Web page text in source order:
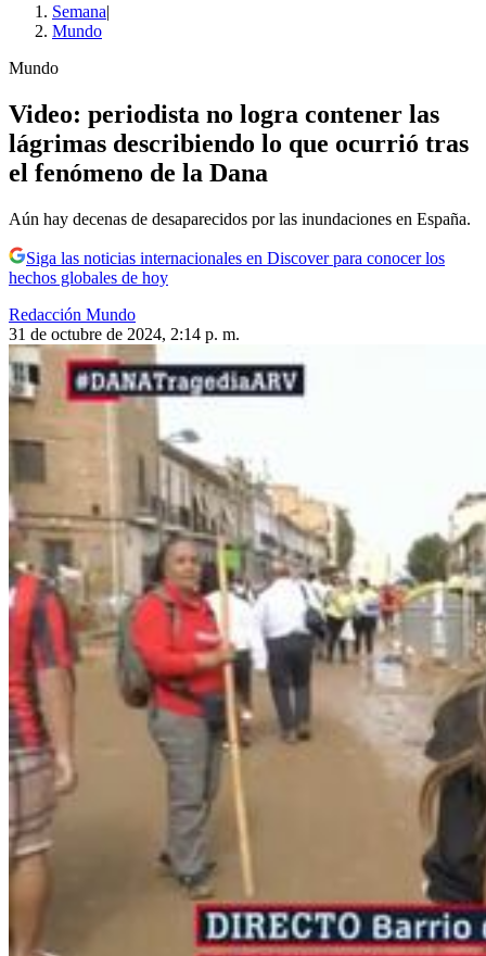
Semana|
Mundo
Mundo
Video: periodista no logra contener las
lágrimas describiendo lo que ocurrió tras
el fenómeno de la Dana
Aún hay decenas de desaparecidos por las inundaciones en España.
Siga las noticias internacionales en Discover para conocer los
hechos globales de hoy
Redacción Mundo
31 de octubre de 2024, 2:14 p. m.